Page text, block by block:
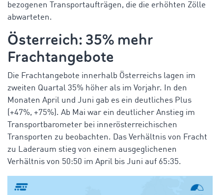
bezogenen Transportaufträgen, die die erhöhten Zölle
abwarteten.
Österreich: 35% mehr
Frachtangebote
Die Frachtangebote innerhalb Österreichs lagen im
zweiten Quartal 35% höher als im Vorjahr. In den
Monaten April und Juni gab es ein deutliches Plus
(+47%, +75%). Ab Mai war ein deutlicher Anstieg im
Transportbarometer bei innerösterreichischen
Transporten zu beobachten. Das Verhältnis von Fracht
zu Laderaum stieg von einem ausgeglichenen
Verhältnis von 50:50 im April bis Juni auf 65:35.